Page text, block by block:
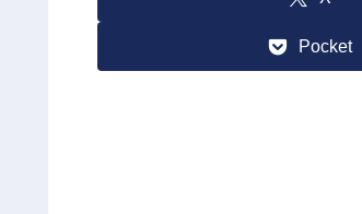
Pocket